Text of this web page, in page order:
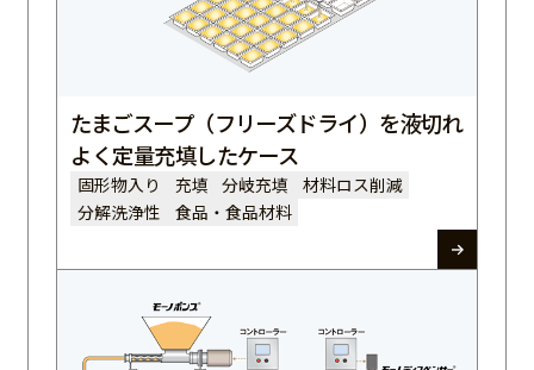
たまごスープ（フリーズドライ）を液切れ
よく定量充填したケース
固形物入り 充填 分岐充填
材料ロス削減
分解洗浄性
食品・食品材料